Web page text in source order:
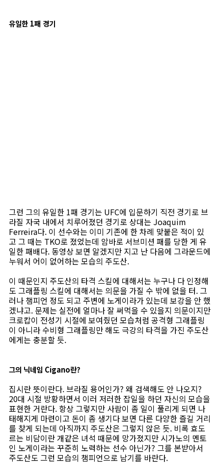
유일한 1패 경기
그런 그의 유일한 1패 경기는 UFC에 입문하기 직전 경기로 브
라질 자국 내에서 치루어졌던 경기로 상대는 Joaquim
Ferreira다. 이 선수와는 이미 기존에 한 차례 맞붙은 적이 있
고 그 때는 TKO로 졌었는데 암바로 서브미션 패를 당한 게 유
일한 패배다. 동영상 보면 알겠지만 지고 난 다음에 그라운드에
누워서 어이 없어하는 모습의 주도산.
이 때문인지 주도산의 타격 스킬에 대해서는 누구나 다 인정해
도 그래플링 스킬에 대해서는 의문을 가질 수 밖에 없을 터. 그
러나 챔피언 정도 되고 주변에 노게이라가 있는데 보강을 안 했
겠냐고. 문제는 실전에 얼마나 잘 써먹을 수 있을지 의문이지만
크로캅이 전성기 시절에 보여줬던 모습처럼 공격형 그래플링
이 아니라 수비형 그래플링만 해도 극강의 타격을 가진 주도산
에게는 충분할 듯.
그의 닉네임 Cigano란?
집시란 뜻이란다. 브라질 용어인가? 왜 검색해도 안 나오지?
20대 시절 방황하면서 이러 저러한 잡일을 하던 자신의 모습을
표현한 거란다. 항상 그렇지만 사람이 좀 일이 풀리게 되면 나
태해지게 마련이고 돈이 좀 생기다 보면 다른 다양한 즐길 거리
를 찾게 되는데 아직까지 주도산은 그렇지 않은 듯. 비록 효도
르는 비담이란 개같은 녀석 때문에 망가졌지만 시가노의 멘토
인 노게이라는 꾸준히 노력하는 선수 아닌가? 그를 본받아서
주도산도 그런 모습의 챔피언으로 남기를 바란다.